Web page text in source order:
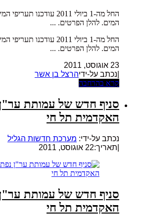
החל מה-1 ביולי 2011
המים. להלן הפרטים. ...
החל מה-1 ביולי 2011
המים. להלן הפרטים. ...
23 אוגוסט, 2011
|נכתב על-ידיהרצל בן אשר
קרא בהרחבה
סניף חדש של עמותת
האקדמית תל חי
נכתב על-ידי: מערכת חדשות הגליל
תאריך:22 אוגוסט, 2011
סניף חדש של עמותת
האקדמית תל חי